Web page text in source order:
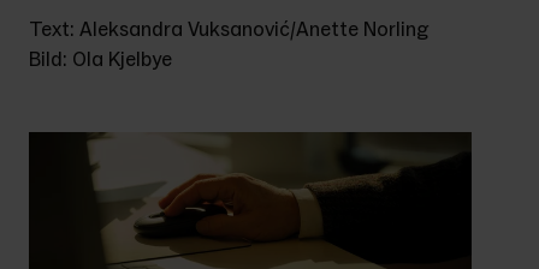
Text: Aleksandra Vuksanović/Anette Norling
Bild: Ola Kjelbye